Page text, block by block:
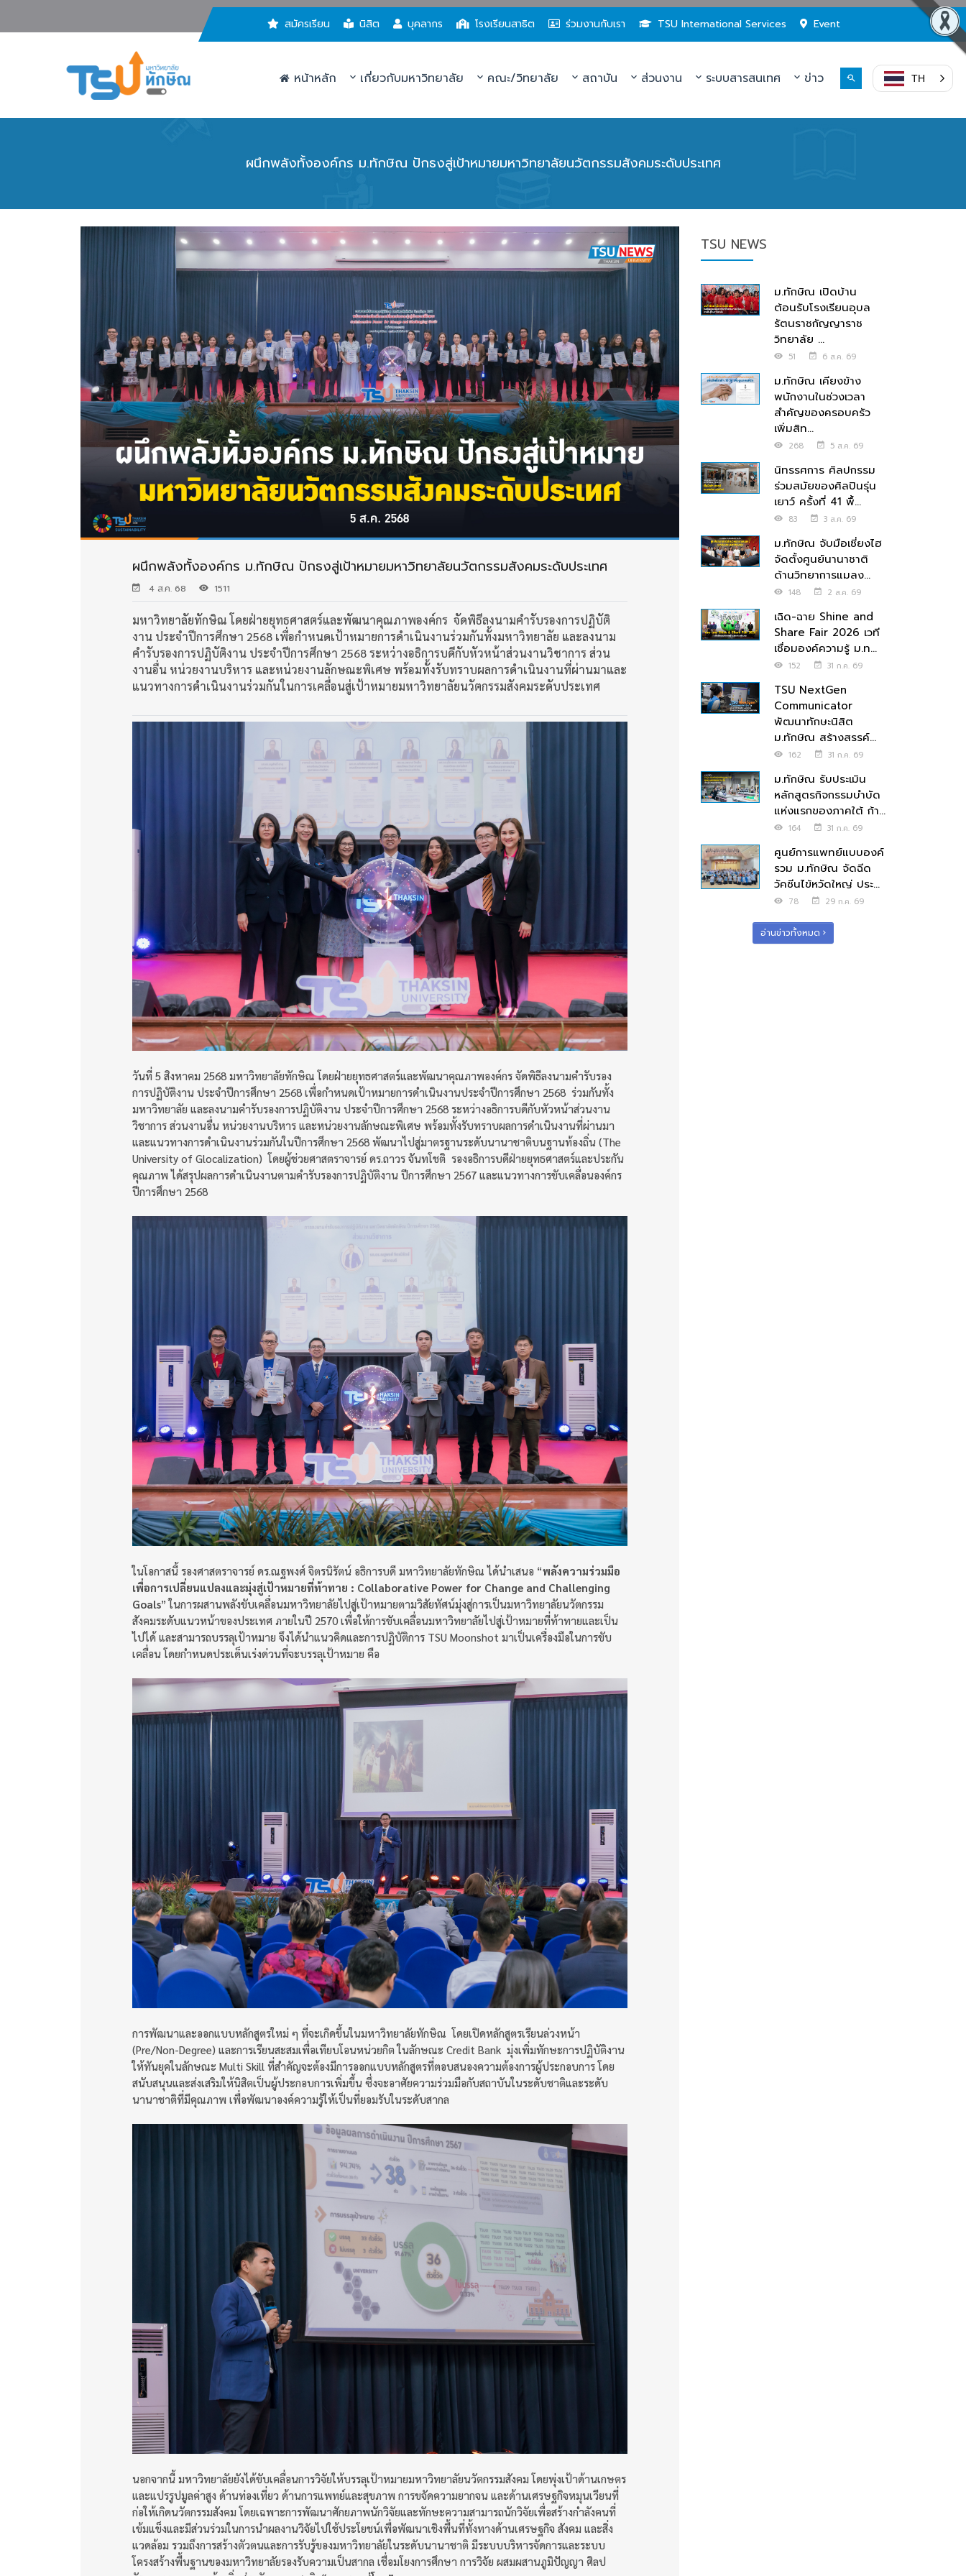
สมัครเรียน นิสิต บุคลากร โรงเรียนสาธิต ร่วมงานกับเรา TSU International Services Event
หน้าหลัก เกี่ยวกับมหาวิทยาลัย คณะ/วิทยาลัย สถาบัน ส่วนงาน ระบบสารสนเทศ ข่าว TH
ผนึกพลังทั้งองค์กร ม.ทักษิณ ปักธงสู่เป้าหมายมหาวิทยาลัยนวัตกรรมสังคมระดับประเทศ
ผนึกพลังทั้งองค์กร ม.ทักษิณ ปักธงสู่เป้าหมายมหาวิทยาลัยนวัตกรรมสังคมระดับประเทศ
4 ส.ค. 68 1511
มหาวิทยาลัยทักษิณ โดยฝ่ายยุทธศาสตร์และพัฒนาคุณภาพองค์กร จัดพิธีลงนามคำรับรองการปฏิบัติ
งาน ประจำปีการศึกษา 2568 เพื่อกำหนดเป้าหมายการดำเนินงานร่วมกันทั้งมหาวิทยาลัย และลงนาม
คำรับรองการปฏิบัติงาน ประจำปีการศึกษา 2568 ระหว่างอธิการบดีกับหัวหน้าส่วนงานวิชาการ ส่วน
งานอื่น หน่วยงานบริหาร และหน่วยงานลักษณะพิเศษ พร้อมทั้งรับทราบผลการดำเนินงานที่ผ่านมาและ
แนวทางการดำเนินงานร่วมกันในการเคลื่อนสู่เป้าหมายมหาวิทยาลัยนวัตกรรมสังคมระดับประเทศ
วันที่ 5 สิงหาคม 2568 มหาวิทยาลัยทักษิณ โดยฝ่ายยุทธศาสตร์และพัฒนาคุณภาพองค์กร จัดพิธีลงนามคำรับรอง
การปฏิบัติงาน ประจำปีการศึกษา 2568 เพื่อกำหนดเป้าหมายการดำเนินงานประจำปีการศึกษา 2568 ร่วมกันทั้ง
มหาวิทยาลัย และลงนามคำรับรองการปฏิบัติงาน ประจำปีการศึกษา 2568 ระหว่างอธิการบดีกับหัวหน้าส่วนงาน
วิชาการ ส่วนงานอื่น หน่วยงานบริหาร และหน่วยงานลักษณะพิเศษ พร้อมทั้งรับทราบผลการดำเนินงานที่ผ่านมา
และแนวทางการดำเนินงานร่วมกันในปีการศึกษา 2568 พัฒนาไปสู่มาตรฐานระดับนานาชาติบนฐานท้องถิ่น (The
University of Glocalization) โดยผู้ช่วยศาสตราจารย์ ดร.ถาวร จันทโชติ รองอธิการบดีฝ่ายยุทธศาสตร์และประกัน
คุณภาพ ได้สรุปผลการดำเนินงานตามคำรับรองการปฏิบัติงาน ปีการศึกษา 2567 และแนวทางการขับเคลื่อนองค์กร
ปีการศึกษา 2568
ในโอกาสนี้ รองศาสตราจารย์ ดร.ณฐพงศ์ จิตรนิรัตน์ อธิการบดี มหาวิทยาลัยทักษิณ ได้นำเสนอ “พลังความร่วมมือ
เพื่อการเปลี่ยนแปลงและมุ่งสู่เป้าหมายที่ท้าทาย : Collaborative Power for Change and Challenging
Goals” ในการผสานพลังขับเคลื่อนมหาวิทยาลัยไปสู่เป้าหมายตามวิสัยทัศน์มุ่งสู่การเป็นมหาวิทยาลัยนวัตกรรม
สังคมระดับแนวหน้าของประเทศ ภายในปี 2570 เพื่อให้การขับเคลื่อนมหาวิทยาลัยไปสู่เป้าหมายที่ท้าทายและเป็น
ไปได้ และสามารถบรรลุเป้าหมาย จึงได้นำแนวคิดและการปฏิบัติการ TSU Moonshot มาเป็นเครื่องมือในการขับ
เคลื่อน โดยกำหนดประเด็นเร่งด่วนที่จะบรรลุเป้าหมาย คือ
การพัฒนาและออกแบบหลักสูตรใหม่ ๆ ที่จะเกิดขึ้นในมหาวิทยาลัยทักษิณ โดยเปิดหลักสูตรเรียนล่วงหน้า
(Pre/Non-Degree) และการเรียนสะสมเพื่อเทียบโอนหน่วยกิต ในลักษณะ Credit Bank มุ่งเพิ่มทักษะการปฏิบัติงาน
ให้ทันยุคในลักษณะ Multi Skill ที่สำคัญจะต้องมีการออกแบบหลักสูตรที่ตอบสนองความต้องการผู้ประกอบการ โดย
สนับสนุนและส่งเสริมให้นิสิตเป็นผู้ประกอบการเพิ่มขึ้น ซึ่งจะอาศัยความร่วมมือกับสถาบันในระดับชาติและระดับ
นานาชาติที่มีคุณภาพ เพื่อพัฒนาองค์ความรู้ให้เป็นที่ยอมรับในระดับสากล
นอกจากนี้ มหาวิทยาลัยยังได้ขับเคลื่อนการวิจัยให้บรรลุเป้าหมายมหาวิทยาลัยนวัตกรรมสังคม โดยพุ่งเป้าด้านเกษตร
และแปรรูปมูลค่าสูง ด้านท่องเที่ยว ด้านการแพทย์และสุขภาพ การขจัดความยากจน และด้านเศรษฐกิจหมุนเวียนที่
ก่อให้เกิดนวัตกรรมสังคม โดยเฉพาะการพัฒนาศักยภาพนักวิจัยและทักษะความสามารถนักวิจัยเพื่อสร้างกำลังคนที่
เข้มแข็งและมีส่วนร่วมในการนำผลงานวิจัยไปใช้ประโยชน์เพื่อพัฒนาเชิงพื้นที่ทั้งทางด้านเศรษฐกิจ สังคม และสิ่ง
แวดล้อม รวมถึงการสร้างตัวตนและการรับรู้ของมหาวิทยาลัยในระดับนานาชาติ มีระบบบริหารจัดการและระบบ
โครงสร้างพื้นฐานของมหาวิทยาลัยรองรับความเป็นสากล เชื่อมโยงการศึกษา การวิจัย ผสมผสานภูมิปัญญา ศิลป
TSU NEWS
ม.ทักษิณ เปิดบ้าน
ต้อนรับโรงเรียนอุบล
รัตนราชกัญญาราช
วิทยาลัย ...
51 6 ส.ค. 69
ม.ทักษิณ เคียงข้าง
พนักงานในช่วงเวลา
สำคัญของครอบครัว
เพิ่มสิท...
268 5 ส.ค. 69
นิทรรศการ ศิลปกรรม
ร่วมสมัยของศิลปินรุ่น
เยาว์ ครั้งที่ 41 พื้...
83 3 ส.ค. 69
ม.ทักษิณ จับมือเซี่ยงไฮ
จัดตั้งศูนย์นานาชาติ
ด้านวิทยาการแมลง...
148 2 ส.ค. 69
เฉิด-ฉาย Shine and
Share Fair 2026 เวที
เชื่อมองค์ความรู้ ม.ท...
152 31 ก.ค. 69
TSU NextGen
Communicator
พัฒนาทักษะนิสิต
ม.ทักษิณ สร้างสรรค์...
162 31 ก.ค. 69
ม.ทักษิณ รับประเมิน
หลักสูตรกิจกรรมบำบัด
แห่งแรกของภาคใต้ ก้า...
164 31 ก.ค. 69
ศูนย์การแพทย์แบบองค์
รวม ม.ทักษิณ จัดฉีด
วัคซีนไข้หวัดใหญ่ ประ...
78 29 ก.ค. 69
อ่านข่าวทั้งหมด